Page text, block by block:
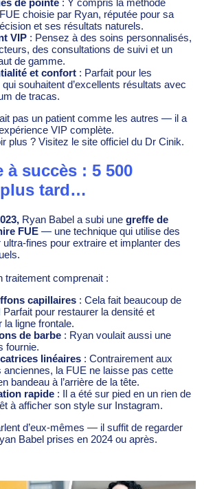
de pointe : Y compris la méthode
choisie par Ryan, réputée pour sa
et ses résultats naturels.
VIP : Pensez à des soins personnalisés,
des consultations de suivi et un
de gamme.
et confort : Parfait pour les
souhaitent d’excellents résultats avec
de tracas.
pas un patient comme les autres — il a
VIP complète.
plus ? Visitez le site officiel du Dr Cinik.
à succès : 5 500
tard…
Ryan Babel a subi une greffe de
FUE — une technique qui utilise des
fines pour extraire et implanter des
traitement comprenait :
capillaires : Cela fait beaucoup de
pour restaurer la densité et
la ligne frontale.
de barbe : Ryan voulait aussi une
fournie.
linéaires : Contrairement aux
anciennes, la FUE ne laisse pas cette
bandeau à l’arrière de la tête.
rapide : Il a été sur pied en un rien de
à afficher son style sur Instagram.
d’eux-mêmes — il suffit de regarder
Babel prises en 2024 ou après.